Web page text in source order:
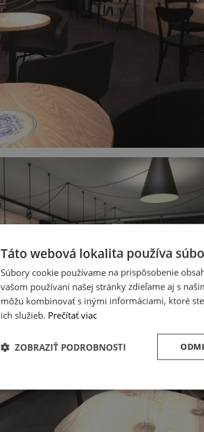
Táto webová lokalita používa
Súbory cookie používame na prispôsobenie
vašom používaní našej stránky zdieľame aj s
môžu kombinovať s inými informáciami, ktoré
ich služieb. Prečítať viac
ZOBRAZIŤ PODROBNOSTI